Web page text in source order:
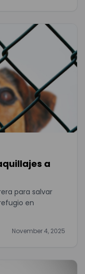
a
para salvar
en
November 4, 2025